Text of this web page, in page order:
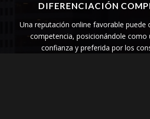
DIFERENCIACIÓN
Una reputación online favorable puede
competencia, posicionándole como
confianza y preferida por los